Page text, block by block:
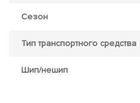
Сезон
Тип транспортного средства
Шип/нешип